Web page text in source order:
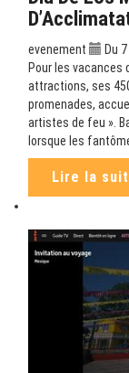
evenement
Du
Pour les vacances
attractions, ses
promenades,
artistes de feu ».
lorsque les
Lire la